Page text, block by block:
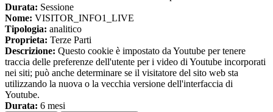
Durata: Sessione
Nome: VISITOR_INFO1_LIVE
Tipologia: analitico
Proprieta: Terze Parti
Descrizione: Questo cookie è impostato da Youtube per tenere
traccia delle preferenze dell'utente per i video di Youtube incorporati
nei siti; può anche determinare se il visitatore del sito web sta
utilizzando la nuova o la vecchia versione dell'interfaccia di
Youtube.
Durata: 6 mesi